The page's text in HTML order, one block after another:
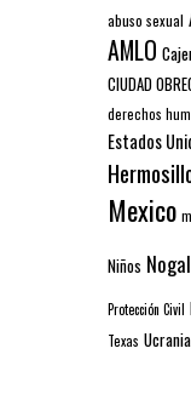
abuso sexual
AMLO
CIUDAD
derechos
Estados
Mexico
Niños
Protección Civil
Texas Ucrania